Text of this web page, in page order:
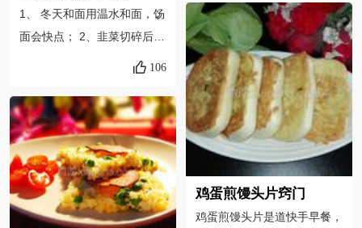
1、 冬天和面用温水和面，饧
面会快点； 2、韭菜切碎后放
适量食用油搅拌均匀可以锁住
菜不会出太多水； 3、韭菜捏
成大饺子时边一定要捏紧，不
然煎的过程中边会煎破流出韭
菜馅汤； 4、煎的时候要用小
火慢煎。
106
量不同，面糊成品差不多就好
啦，说不定友友们做的更好
呢！[ 创新时间:可在煎好的鸡
蛋饼上涂抹自己喜欢的酱，若
是甜酱，就把前面的盐换成少
量白糖 番茄酱神马的利用起
来吧！ ]
鸡蛋煎馒头片窍门
鸡蛋煎馒头片是道快手早餐，